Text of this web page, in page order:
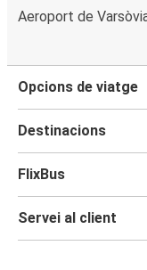
Aeroport de
Opcions de viatge
Destinacions
FlixBus
Servei al client